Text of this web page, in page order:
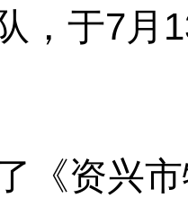
，于7月
《资兴